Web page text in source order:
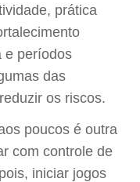
prática
e períodos
das
os riscos.
poucos é outra
com controle de
iniciar jogos